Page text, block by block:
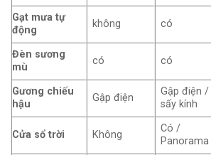
Gạt mưa tự
động
không có
Đèn sương
mù
có có
Gương chiếu
hậu
Gập điện
Gập điện /
sấy kính
Cửa sổ trời Không
Có /
Panorama